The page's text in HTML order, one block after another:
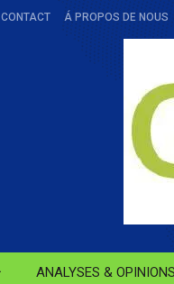
CONTACT Á PROPOS DE NOUS
ANALYSES & OPINIONS